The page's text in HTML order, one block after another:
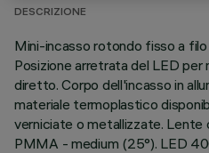
DESCRIZIONE
Mini-incasso rotondo fisso a
Posizione arretrata del LED per
diretto. Corpo dell'incasso in
materiale termoplastico
verniciate o metallizzate. Lente
PMMA - medium (25°). LED